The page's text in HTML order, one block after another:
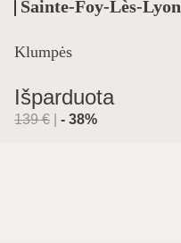
Sainte-Foy-Lès-Lyon
Klumpės
Išparduota
139€ - 38%